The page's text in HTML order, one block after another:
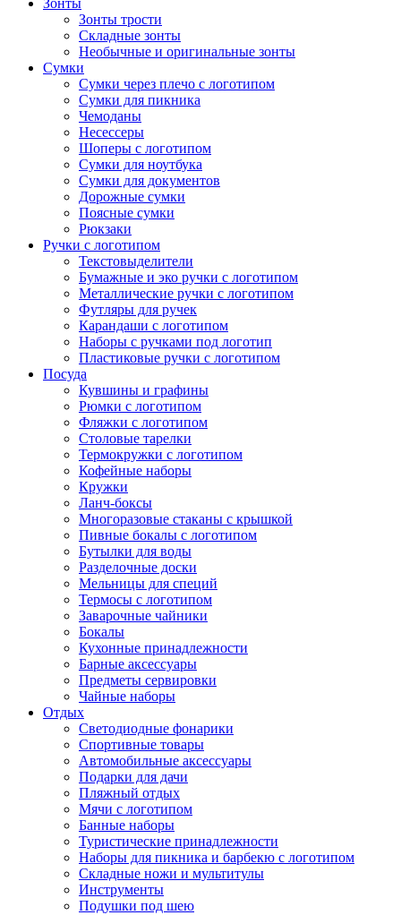
Зонты
Зонты трости
Складные зонты
Необычные и оригинальные зонты
Сумки
Сумки через плечо с логотипом
Сумки для пикника
Чемоданы
Несессеры
Шоперы с логотипом
Сумки для ноутбука
Сумки для документов
Дорожные сумки
Поясные сумки
Рюкзаки
Ручки с логотипом
Текстовыделители
Бумажные и эко ручки с логотипом
Металлические ручки с логотипом
Футляры для ручек
Карандаши с логотипом
Наборы с ручками под логотип
Пластиковые ручки с логотипом
Посуда
Кувшины и графины
Рюмки с логотипом
Фляжки с логотипом
Столовые тарелки
Термокружки с логотипом
Кофейные наборы
Кружки
Ланч-боксы
Многоразовые стаканы с крышкой
Пивные бокалы с логотипом
Бутылки для воды
Разделочные доски
Мельницы для специй
Термосы с логотипом
Заварочные чайники
Бокалы
Кухонные принадлежности
Барные аксессуары
Предметы сервировки
Чайные наборы
Отдых
Светодиодные фонарики
Спортивные товары
Автомобильные аксессуары
Подарки для дачи
Пляжный отдых
Мячи с логотипом
Банные наборы
Туристические принадлежности
Наборы для пикника и барбекю с логотипом
Складные ножи и мультитулы
Инструменты
Подушки под шею